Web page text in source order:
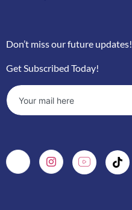
Don’t miss our future updates!
Get Subscribed Today!